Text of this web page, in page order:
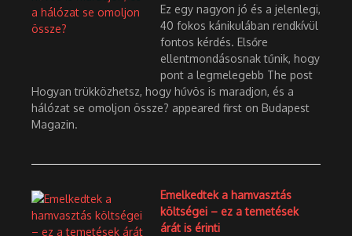
Ez egy nagyon jó és a jelenlegi,
40 fokos kánikulában rendkívül
fontos kérdés. Elsőre
ellentmondásosnak tűnik, hogy
pont a legmelegebb The post
Hogyan trükközhetsz, hogy hűvös is maradjon, és a
hálózat se omoljon össze? appeared first on Budapest
Magazin.
Emelkedtek a hamvasztás
költségei – ez a temetések
árát is érinti